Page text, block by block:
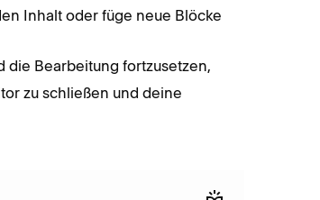
Inhalt oder füge neue Blöcke
die Bearbeitung fortzusetzen,
zu schließen und deine